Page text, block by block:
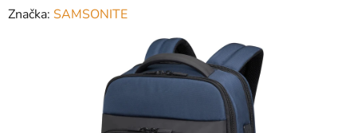
Značka: SAMSONITE